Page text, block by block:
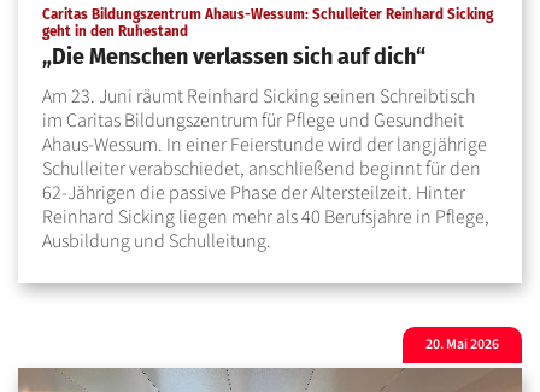
Caritas Bildungszentrum Ahaus-Wessum: Schulleiter Reinhard Sicking
geht in den Ruhestand:
„Die Menschen verlassen sich auf dich“
Am 23. Juni räumt Reinhard Sicking seinen Schreibtisch
im Caritas Bildungszentrum für Pflege und Gesundheit
Ahaus-Wessum. In einer Feierstunde wird der langjährige
Schulleiter verabschiedet, anschließend beginnt für den
62-Jährigen die passive Phase der Altersteilzeit. Hinter
Reinhard Sicking liegen mehr als 40 Berufsjahre in Pflege,
Ausbildung und Schulleitung.
20. Mai 2026